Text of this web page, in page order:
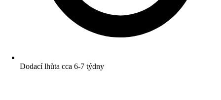
Dodací lhůta cca 6-7 týdny